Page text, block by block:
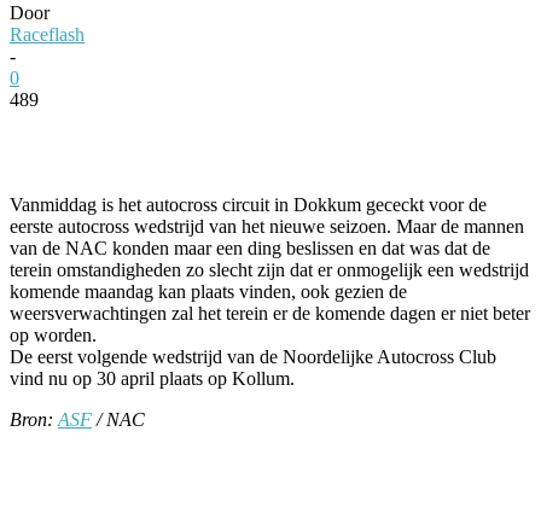
Door
Raceflash
-
0
489
Vanmiddag is het autocross circuit in Dokkum gececkt voor de
eerste autocross wedstrijd van het nieuwe seizoen. Maar de mannen
van de NAC konden maar een ding beslissen en dat was dat de
terein omstandigheden zo slecht zijn dat er onmogelijk een wedstrijd
komende maandag kan plaats vinden, ook gezien de
weersverwachtingen zal het terein er de komende dagen er niet beter
op worden.
De eerst volgende wedstrijd van de Noordelijke Autocross Club
vind nu op 30 april plaats op Kollum.
Bron: ASF / NAC